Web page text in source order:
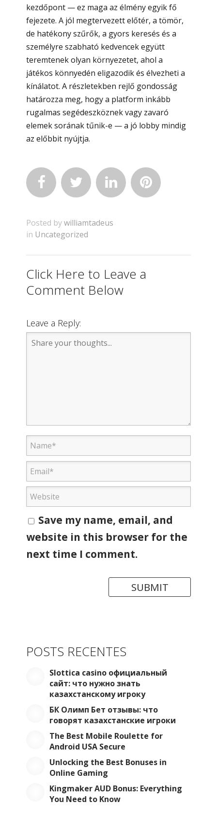
kezdőpont — ez maga az élmény egyik fő
fejezete. A jól megtervezett előtér, a tömör,
de hatékony szűrők, a gyors keresés és a
személyre szabható kedvencek együtt
teremtenek olyan környezetet, ahol a
játékos könnyedén eligazodik és élvezheti a
kínálatot. A részletekben rejlő gondosság
határozza meg, hogy a platform inkább
rugalmas segédeszköznek vagy zavaró
elemek sorának tűnik-e — a jó lobby mindig
az előbbit nyújtja.
   
Posted bywilliamtadeus
in Uncategorized
Click Here to Leave a
Comment Below
Leave a Reply:
Save my name, email, and
website in this browser for the
next time I comment.
POSTS RECENTES
Slottica casino официальный
сайт: что нужно знать
казахстанскому игроку
БК Олимп Бет отзывы: что
говорят казахстанские игроки
The Best Mobile Roulette for
Android USA Secure
Unlocking the Best Bonuses in
Online Gaming
Kingmaker AUD Bonus: Everything
You Need to Know